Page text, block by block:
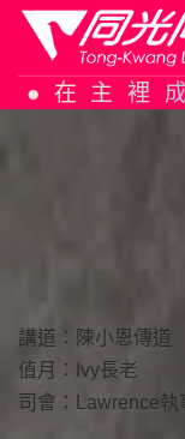
Skip
to
在主裡
講道：陳小恩傳道
值月：Ivy長老
司會：Lawrence執